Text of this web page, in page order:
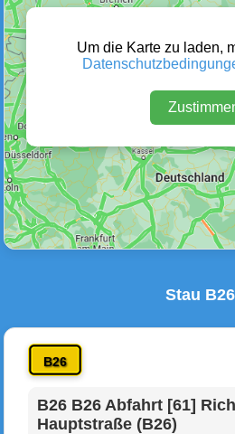
Wetter Warnungen
Um die Karte zu laden,
Stau
B26
B26 B26 Abfahrt [61]
Hauptstraße (B26)